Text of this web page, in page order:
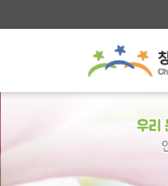
대관/요금 안내
청소년 참여 활동
학교/지역 연계
특성화 사업
수강/환불 안내